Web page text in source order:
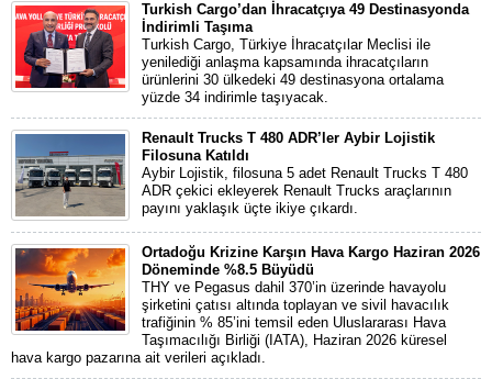
Turkish Cargo’dan İhracatçıya 49 Destinasyonda
İndirimli Taşıma
Turkish Cargo, Türkiye İhracatçılar Meclisi ile
yenilediği anlaşma kapsamında ihracatçıların
ürünlerini 30 ülkedeki 49 destinasyona ortalama
yüzde 34 indirimle taşıyacak.
Renault Trucks T 480 ADR’ler Aybir Lojistik
Filosuna Katıldı
Aybir Lojistik, filosuna 5 adet Renault Trucks T 480
ADR çekici ekleyerek Renault Trucks araçlarının
payını yaklaşık üçte ikiye çıkardı.
Ortadoğu Krizine Karşın Hava Kargo Haziran 2026
Döneminde %8.5 Büyüdü
THY ve Pegasus dahil 370’in üzerinde havayolu
şirketini çatısı altında toplayan ve sivil havacılık
trafiğinin % 85’ini temsil eden Uluslararası Hava
Taşımacılığı Birliği (IATA), Haziran 2026 küresel
hava kargo pazarına ait verileri açıkladı.